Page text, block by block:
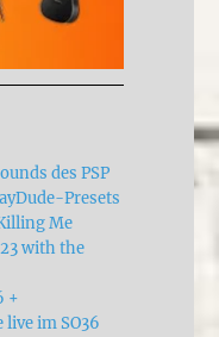
des PSP
Presets
Me
with the
+
im SO36